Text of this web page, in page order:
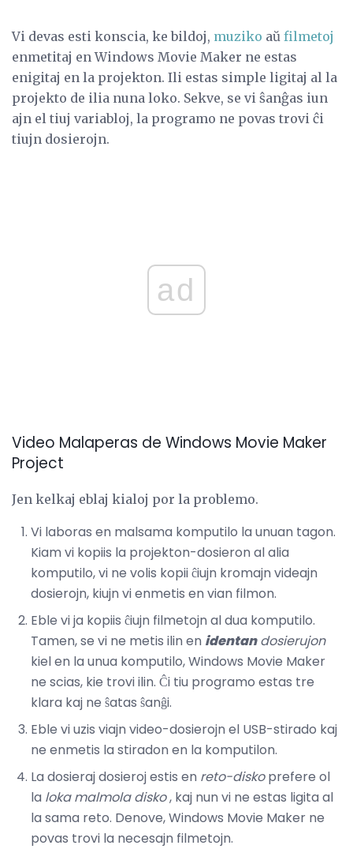
Vi devas esti konscia, ke bildoj, muziko aŭ filmetoj
enmetitaj en Windows Movie Maker ne estas
enigitaj en la projekton. Ili estas simple ligitaj al la
projekto de ilia nuna loko. Sekve, se vi ŝanĝas iun
ajn el tiuj variabloj, la programo ne povas trovi ĉi
tiujn dosierojn.
ad
Video Malaperas de Windows Movie Maker
Project
Jen kelkaj eblaj kialoj por la problemo.
Vi laboras en malsama komputilo la unuan tagon.
Kiam vi kopiis la projekton-dosieron al alia
komputilo, vi ne volis kopii ĉiujn kromajn videajn
dosierojn, kiujn vi enmetis en vian filmon.
Eble vi ja kopiis ĉiujn filmetojn al dua komputilo.
Tamen, se vi ne metis ilin en identandosierujon
kiel en la unua komputilo, Windows Movie Maker
ne scias, kie trovi ilin. Ĉi tiu programo estas tre
klara kaj ne ŝatas ŝanĝi.
Eble vi uzis viajn video-dosierojn el USB-stirado kaj
ne enmetis la stiradon en la komputilon.
La dosieraj dosieroj estis en reto-diskoprefere ol
la loka malmola disko, kaj nun vi ne estas ligita al
la sama reto. Denove, Windows Movie Maker ne
povas trovi la necesajn filmetojn.